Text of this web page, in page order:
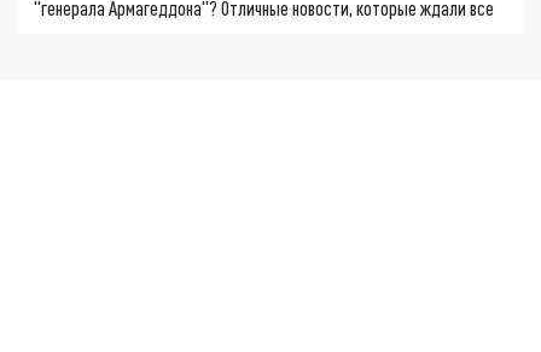
"генерала Армагеддона"? Отличные новости, которые ждали все